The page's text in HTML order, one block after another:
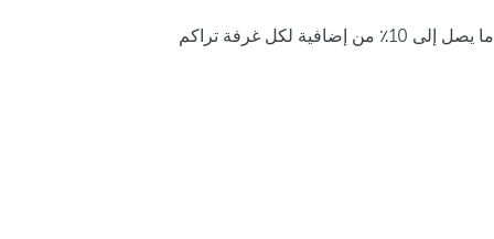
ما يصل إلى 10٪ من إضافية لكل غرفة تراكم